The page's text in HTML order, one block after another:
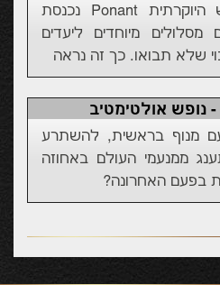
חברת הפלגות הנופש היוקרתית Ponant נכנסת
מיוחדים ליעדים
שלא תבואו. כך זה נראה
נופש אולטימטיב
מנוף בראשית, להשתרע
ממנעמי העולם באחוזה
בפעם האחרונה?